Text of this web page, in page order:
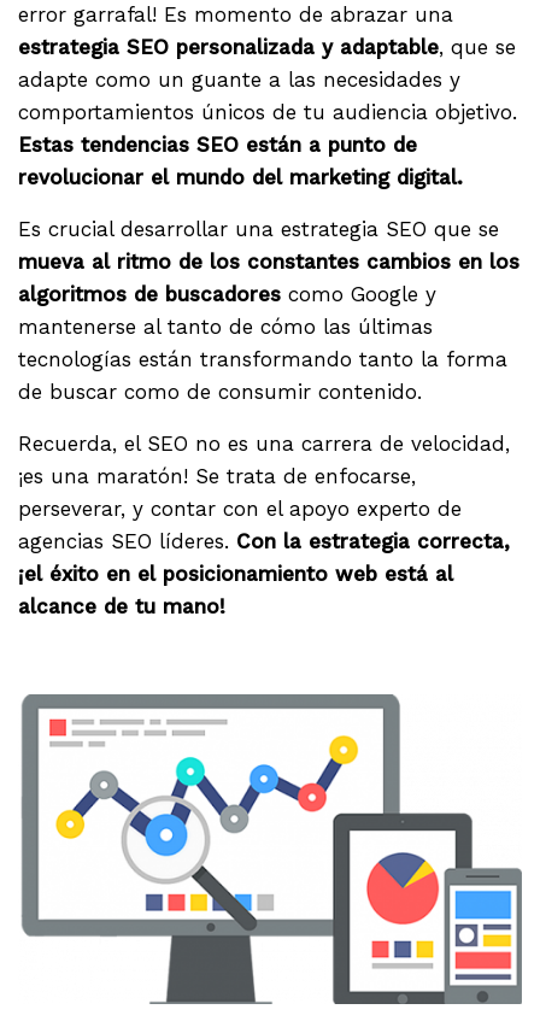
error garrafal! Es momento de abrazar una
estrategia SEO personalizada y adaptable, que se
adapte como un guante a las necesidades y
comportamientos únicos de tu audiencia objetivo.
Estas tendencias SEO están a punto de
revolucionar el mundo del marketing digital.
Es crucial desarrollar una estrategia SEO que se
mueva al ritmo de los constantes cambios en los
algoritmos de buscadores como Google y
mantenerse al tanto de cómo las últimas
tecnologías están transformando tanto la forma
de buscar como de consumir contenido.
Recuerda, el SEO no es una carrera de velocidad,
¡es una maratón! Se trata de enfocarse,
perseverar, y contar con el apoyo experto de
agencias SEO líderes. Con la estrategia correcta,
¡el éxito en el posicionamiento web está al
alcance de tu mano!